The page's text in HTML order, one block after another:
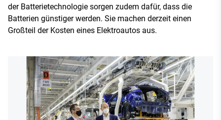
der Batterietechnologie sorgen zudem dafür, dass die
Batterien günstiger werden. Sie machen derzeit einen
Großteil der Kosten eines Elektroautos aus.